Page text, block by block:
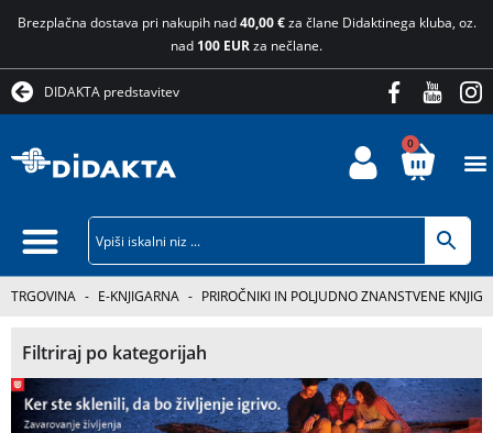
Brezplačna dostava pri nakupih nad40,00 €za člane Didaktinega kluba, oz.
nad 100 EURza nečlane.
DIDAKTA predstavitev
0
TRGOVINA - E-KNJIGARNA - PRIROČNIKI IN POLJUDNO ZNANSTVENE KNJIGE
Filtriraj po kategorijah